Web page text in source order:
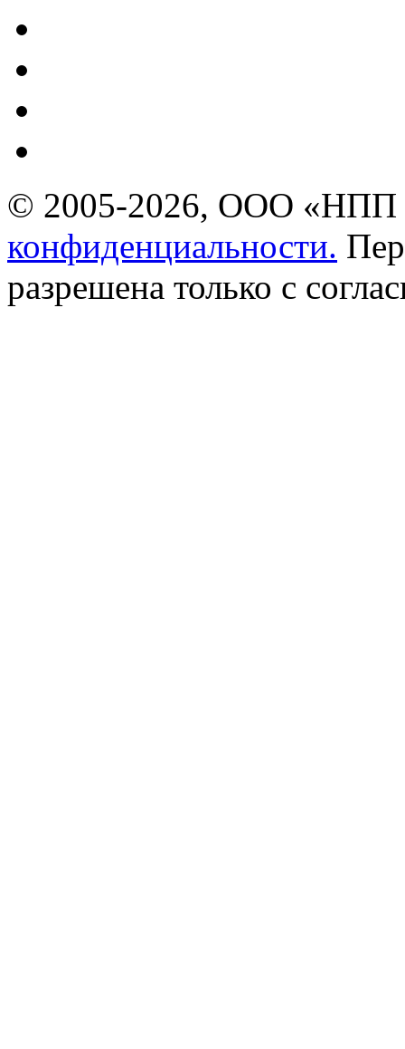
© 2005-2026, ООО «НПП
конфиденциальности.
разрешена только с